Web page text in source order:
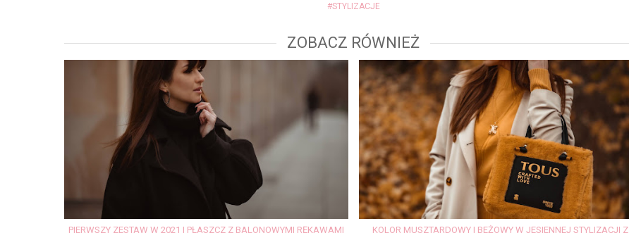
#STYLIZACJE
ZOBACZ RÓWNIEŻ
PIERWSZY ZESTAW W 2021 | PŁASZCZ Z BALONOWYMI RĘKAWAMI KOLOR MUSZTARDOWY I BEŻOWY W JESIENNEJ STYLIZACJI Z